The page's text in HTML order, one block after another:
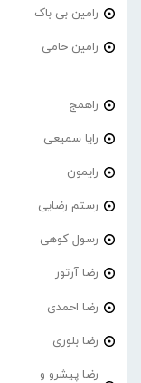
رامین بی باک
رامین حامی
راهمج
رایا سمیعی
رایمون
رستم رضایی
رسول کوهی
رضا آرتور
رضا احمدی
رضا بلوری
رضا پیشرو و